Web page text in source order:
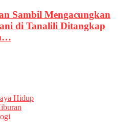
Sambil Mengacungkan
di Tanalili Ditangkap
Hidup